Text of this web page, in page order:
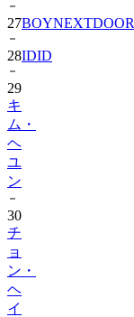
27BOYNEXTDOOR
28IDID
29
キ
ム・
ヘ
ユ
ン
30
チ
ョ
ン・
ヘ
イ